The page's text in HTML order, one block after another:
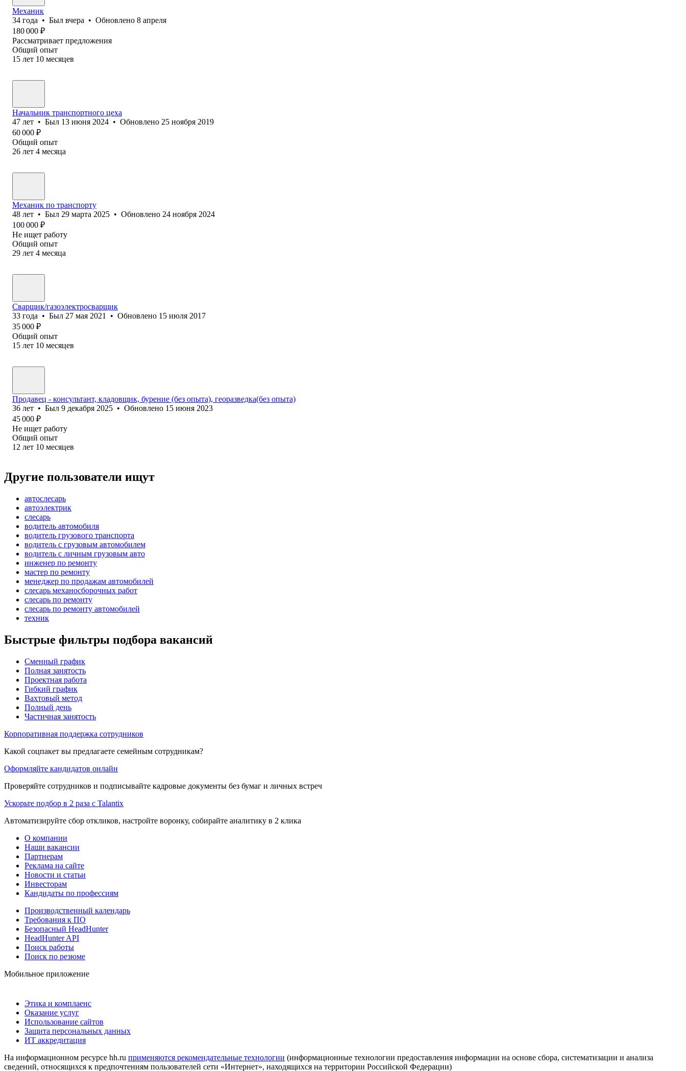
Механик
34 года • Был вчера • Обновлено 8 апреля
180 000 ₽
Рассматривает предложения
Общий опыт
15 лет 10 месяцев
Начальник транспортного цеха
47 лет • Был 13 июня 2024 • Обновлено 25 ноября 2019
60 000 ₽
Общий опыт
26 лет 4 месяца
Механик по транспорту
48 лет • Был 29 марта 2025 • Обновлено 24 ноября 2024
100 000 ₽
Не ищет работу
Общий опыт
29 лет 4 месяца
Сварщик/газоэлектросварщик
33 года • Был 27 мая 2021 • Обновлено 15 июля 2017
35 000 ₽
Общий опыт
15 лет 10 месяцев
Продавец - консультант, кладовщик, бурение (без опыта), георазведка(без опыта)
36 лет • Был 9 декабря 2025 • Обновлено 15 июня 2023
45 000 ₽
Не ищет работу
Общий опыт
12 лет 10 месяцев
Другие пользователи ищут
автослесарь
автоэлектрик
слесарь
водитель автомобиля
водитель грузового транспорта
водитель с грузовым автомобилем
водитель с личным грузовым авто
инженер по ремонту
мастер по ремонту
менеджер по продажам автомобилей
слесарь механосборочных работ
слесарь по ремонту
слесарь по ремонту автомобилей
техник
Быстрые фильтры подбора вакансий
Сменный график
Полная занятость
Проектная работа
Гибкий график
Вахтовый метод
Полный день
Частичная занятость
Корпоративная поддержка сотрудников
Какой соцпакет вы предлагаете семейным сотрудникам?
Оформляйте кандидатов онлайн
Проверяйте сотрудников и подписывайте кадровые документы без бумаг и личных встреч
Ускорьте подбор в 2 раза с Talantix
Автоматизируйте сбор откликов, настройте воронку, собирайте аналитику в 2 клика
О компании
Наши вакансии
Партнерам
Реклама на сайте
Новости и статьи
Инвесторам
Кандидаты по профессиям
Производственный календарь
Требования к ПО
Безопасный HeadHunter
HeadHunter API
Поиск работы
Поиск по резюме
Мобильное приложение
Этика и комплаенс
Оказание услуг
Использование сайтов
Защита персональных данных
ИТ аккредитация
На информационном ресурсе hh.ru применяются рекомендательные технологии (информационные технологии предоставления информации на основе сбора, систематизации и анализа
сведений, относящихся к предпочтениям пользователей сети «Интернет», находящихся на территории Российской Федерации)